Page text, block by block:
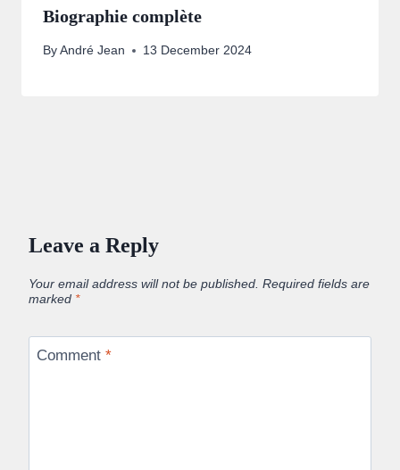
Biographie complète
By André Jean 13 December 2024
Leave a Reply
Your email address will not be published. Required fields are
marked *
Comment *